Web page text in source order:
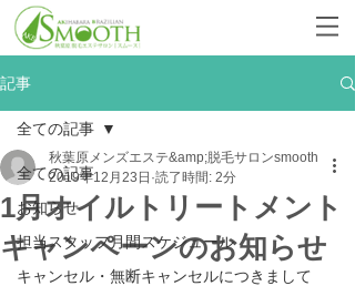
記事
全ての記事
お知らせ
担当スタッフ月間スケジュール
キャンセル・無断キャンセルにつきまして
全ての記事
1月オイルトリートメント
キャンペーンのお知らせ
秋葉原メンズエステ&amp;脱毛サロンsmooth
2019年12月23日 読了時間: 2分